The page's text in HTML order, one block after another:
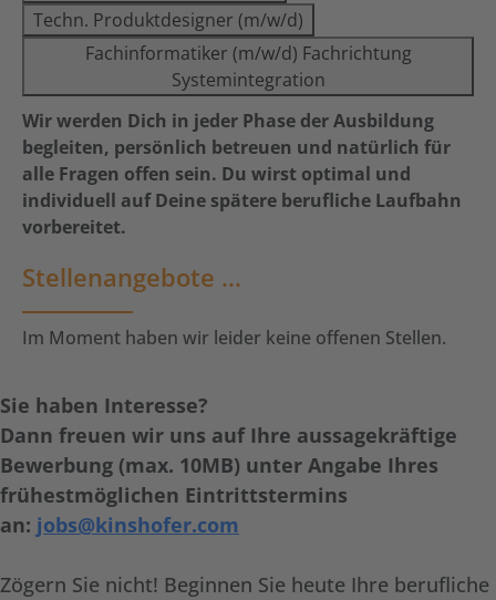
Techn. Produktdesigner (m/w/d)
Fachinformatiker (m/w/d) Fachrichtung
Systemintegration
Wir werden Dich in jeder Phase der Ausbildung
begleiten, persönlich betreuen und natürlich für
alle Fragen offen sein. Du wirst optimal und
individuell auf Deine spätere berufliche Laufbahn
vorbereitet.
Stellenangebote …
Im Moment haben wir leider keine offenen Stellen.
Sie haben Interesse?
Dann freuen wir uns auf Ihre aussagekräftige
Bewerbung (max. 10MB) unter Angabe Ihres
frühestmöglichen Eintrittstermins
an: jobs@kinshofer.com
Zögern Sie nicht! Beginnen Sie heute Ihre berufliche